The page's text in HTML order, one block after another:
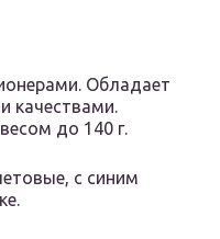
Обладает
качествами.
до 140 г.
с синим